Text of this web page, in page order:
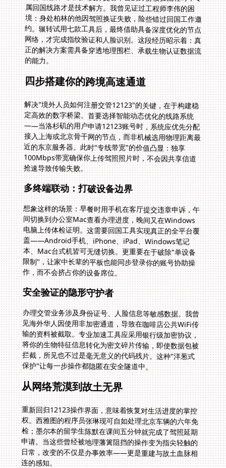
的能力。
四步搭建你的跨境高速通道
解决"境外人员如何注册交管12123"的关键，在于构建稳
定高效的数字桥梁。首要选择智能动态优化的线路系统
——当洛杉矶的用户申请12123账号时，系统应优先分配
接入上海或北京骨干网的节点，而非机械选用物理距离最
近的东京服务器。此时"专线带宽"的价值凸显：独享
100Mbps带宽确保你上传驾照照片时，不会因共享信道
抢速导致传输失败。
多终端联动：打破设备边界
想象这样的场景：早餐时用手机在客厅提交违章申诉，午
间切换到办公室Mac查看办理进度，晚间又在Windows
电脑上传体检证明。这需要回国工具实现真正的全平台覆
盖——Android手机、iPhone、iPad、Windows笔记
本、Mac台式机皆可无缝切换。更重要在于破除"单设备
限制"，让家中长辈的平板也能同步登录你的账号协助操
作，而不会挤占你的设备席位。
安全验证的隐形守护者
办理交管业务涉及身份证号、人脸信息等敏感数据。我曾
见海外华人因使用非加密通道，导致在咖啡店公共WiFi传
输的资料被截取。专业加速工具应采用银行级加密协议，
将你的生物特征信息转化为密文碎片传输，即使数据包被
拦截，所见也不过是毫无意义的代码残片。这种"洋葱式
保护"让每一步操作都隐匿在安全隧道中。
从网络荒漠到故土无界
重新回归12123操作界面，意味着恢复对生活进度的掌控
权。西雅图的程序员张琳现可自如处理北京车辆的六年免
检；墨尔本的留学生陈默在课间五分钟就完成了驾照延期
申请。当这些曾经被地理藩篱阻挡的操作变为指尖轻触的
日常，改变的不仅是办事效率——更是重建与故土血脉相
连的感知。